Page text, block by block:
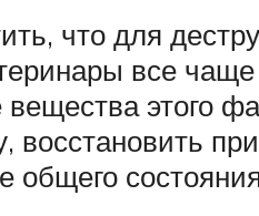
что для
все
вещества этого
общего